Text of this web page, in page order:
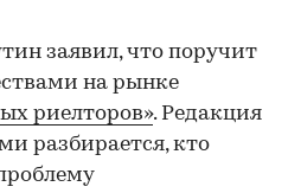
заявил, что поручит
на рынке
риелторов». Редакция
разбирается, кто